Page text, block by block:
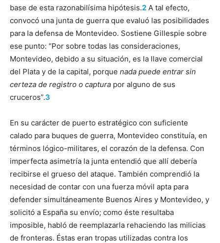
base de esta razonabilísima hipótesis.2 A tal efecto,
convocó una junta de guerra que evaluó las posibilidades
para la defensa de Montevideo. Sostiene Gillespie sobre
ese punto: “Por sobre todas las consideraciones,
Montevideo, debido a su situación, es la llave comercial
del Plata y de la capital, porque nada puede entrar sin
certeza de registro o captura por alguno de sus
cruceros”.3
En su carácter de puerto estratégico con suficiente
calado para buques de guerra, Montevideo constituía, en
términos lógico-militares, el corazón de la defensa. Con
imperfecta asimetría la junta entendió que allí debería
recibirse el grueso del ataque. También comprendió la
necesidad de contar con una fuerza móvil apta para
defender simultáneamente Buenos Aires y Montevi­deo, y
solicitó a España su envío; como éste resultaba
imposible, habló de reemplazarla rehaciendo las milicias
de fronteras. Éstas eran tropas utilizadas contra los